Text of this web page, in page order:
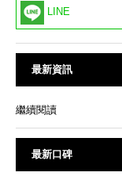
LINE
最新資訊
繼續閱讀
最新口碑